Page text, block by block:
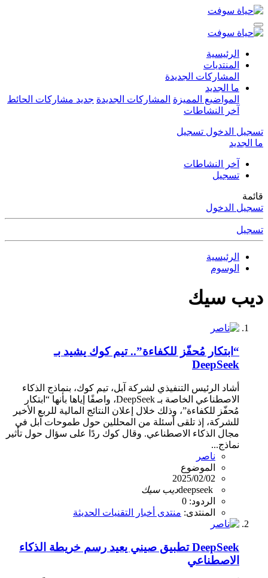
الرئيسية
المنتديات
المشاركات الجديدة
ما الجديد
المواضيع المميزة المشاركات الجديدة جديد مشاركات الحائط
آخر النشاطات
تسجيل الدخول تسجيل
ما الجديد
آخر النشاطات
تسجيل
قائمة
تسجيل الدخول
تسجيل
الرئيسية
الوسوم
ديب سيك
“ابتكار مُحفّز للكفاءة”.. تيم كوك يشيد بـ
DeepSeek
أشاد الرئيس التنفيذي لشركة آبل، تيم كوك، بنماذج الذكاء
الاصطناعي الخاصة بـ DeepSeek، واصفًا إياها بأنها “ابتكار
مُحفّز للكفاءة”، وذلك خلال إعلان النتائج المالية للربع الأخير
للشركة، إذ تلقى أسئلة من المحللين حول طموحات آبل في
مجال الذكاء الاصطناعي. وقال كوك ردًا على سؤال حول تأثير
نماذج...
ناصر
الموضوع
2025/02/02
deepseekديب سيك
الردود: 0
المنتدى: منتدى أخبار التقنيات الحديثة
DeepSeek تطبيق صيني يعيد رسم خريطة الذكاء
الاصطناعي